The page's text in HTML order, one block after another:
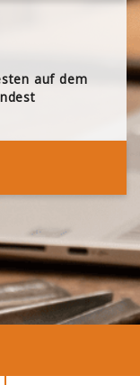
auf dem